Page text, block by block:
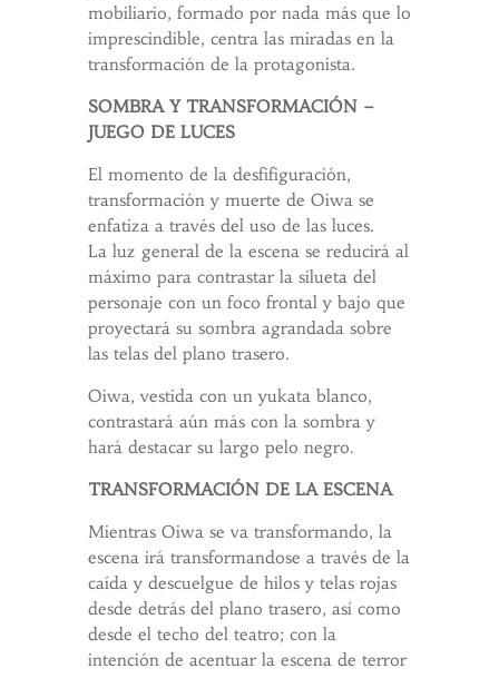
mobiliario, formado por nada más que lo
imprescindible, centra las miradas en la
transformación de la protagonista.
SOMBRA Y TRANSFORMACIÓN –
JUEGO DE LUCES
El momento de la desfifiguración,
transformación y muerte de Oiwa se
enfatiza a través del uso de las luces.
La luz general de la escena se reducirá al
máximo para contrastar la silueta del
personaje con un foco frontal y bajo que
proyectará su sombra agrandada sobre
las telas del plano trasero.
Oiwa, vestida con un yukata blanco,
contrastará aún más con la sombra y
hará destacar su largo pelo negro.
TRANSFORMACIÓN DE LA ESCENA
Mientras Oiwa se va transformando, la
escena irá transformandose a través de la
caída y descuelgue de hilos y telas rojas
desde detrás del plano trasero, así como
desde el techo del teatro; con la
intención de acentuar la escena de terror